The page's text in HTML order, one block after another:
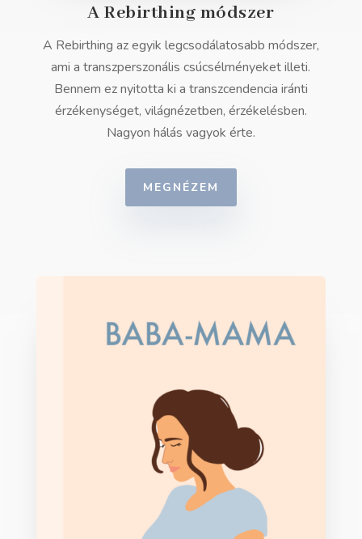
A Rebirthing módszer
A Rebirthing az egyik legcsodálatosabb módszer,
ami a transzperszonális csúcsélményeket illeti.
Bennem ez nyitotta ki a transzcendencia iránti
érzékenységet, világnézetben, érzékelésben.
Nagyon hálás vagyok érte.
MEGNÉZEM